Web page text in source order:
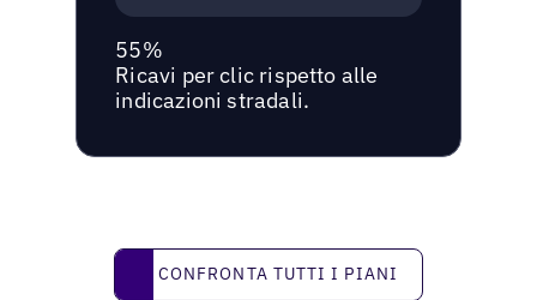
55%
Ricavi per clic rispetto alle
indicazioni stradali.
Confronta tutti i piani
CONFRONTA TUTTI I PIANI